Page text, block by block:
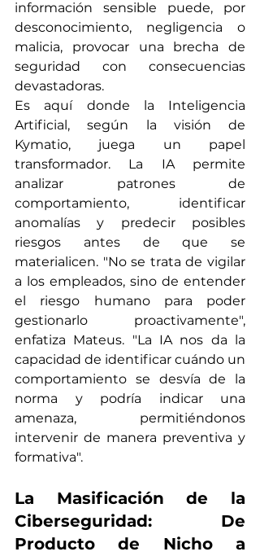
información sensible puede, por
desconocimiento, negligencia o
malicia, provocar una brecha de
seguridad con consecuencias
devastadoras.
Es aquí donde la Inteligencia
Artificial, según la visión de
Kymatio, juega un papel
transformador. La IA permite
analizar patrones de
comportamiento, identificar
anomalías y predecir posibles
riesgos antes de que se
materialicen. "No se trata de vigilar
a los empleados, sino de entender
el riesgo humano para poder
gestionarlo proactivamente",
enfatiza Mateus. "La IA nos da la
capacidad de identificar cuándo un
comportamiento se desvía de la
norma y podría indicar una
amenaza, permitiéndonos
intervenir de manera preventiva y
formativa".
La Masificación de la
Ciberseguridad: De
Producto de Nicho a